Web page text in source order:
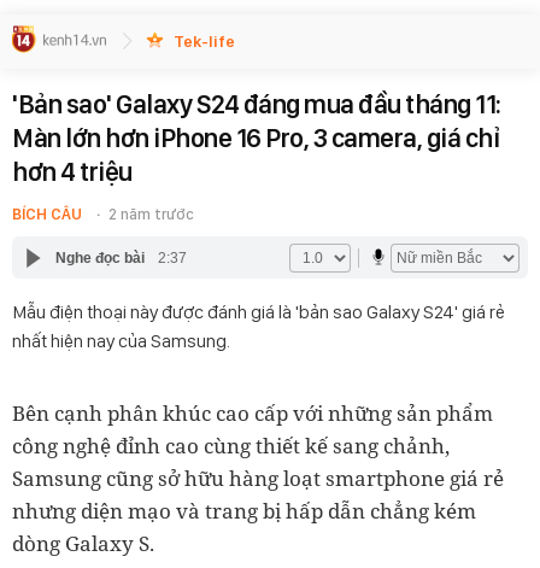
Tek-life
'Bản sao' Galaxy S24 đáng mua đầu tháng 11:
Màn lớn hơn iPhone 16 Pro, 3 camera, giá chỉ
hơn 4 triệu
BÍCH CÂU 2 năm trước
Nghe đọc bài 2:37
Mẫu điện thoại này được đánh giá là 'bản sao Galaxy S24' giá rẻ
nhất hiện nay của Samsung.
Bên cạnh phân khúc cao cấp với những sản phẩm
công nghệ đỉnh cao cùng thiết kế sang chảnh,
Samsung cũng sở hữu hàng loạt smartphone giá rẻ
nhưng diện mạo và trang bị hấp dẫn chẳng kém
dòng Galaxy S.